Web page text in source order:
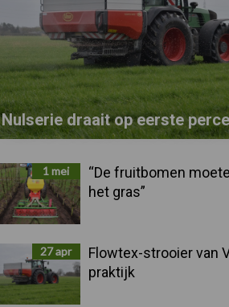
Nulserie draait op eerste
1 mei
“De fruitbomen
het gras”
27 apr
Flowtex-strooier van
praktijk